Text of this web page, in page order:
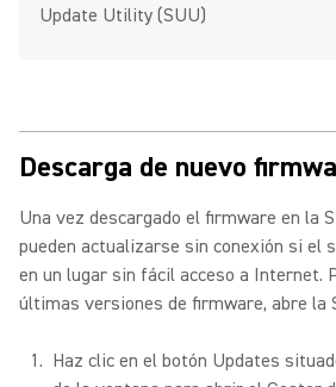
Update Utility (SUU)
Descarga de nuevo
Una vez descargado el firmware en la
pueden actualizarse sin conexión si el
en un lugar sin fácil acceso a Internet.
últimas versiones de firmware, abre la
Haz clic en el botón Updates